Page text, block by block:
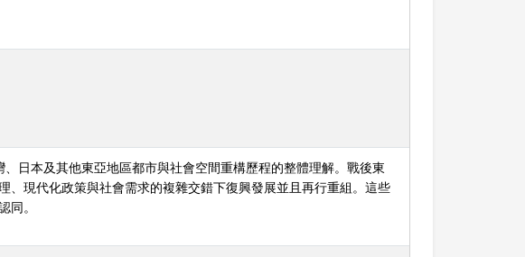
日本及其他東亞地區都市與社會空間重構歷程的整體理解。戰後東
現代化政策與社會需求的複雜交錯下復興發展並且再行重組。這些
。